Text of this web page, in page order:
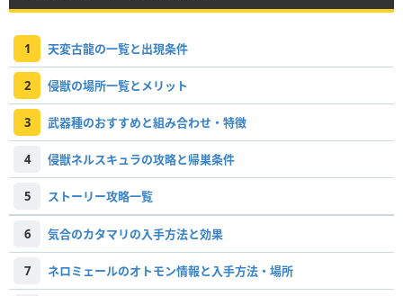
1 天変古龍の一覧と出現条件
2 侵獣の場所一覧とメリット
3 武器種のおすすめと組み合わせ・特徴
4 侵獣ネルスキュラの攻略と帰巣条件
5 ストーリー攻略一覧
6 気合のカタマリの入手方法と効果
7 ネロミェールのオトモン情報と入手方法・場所